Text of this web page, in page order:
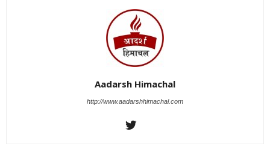
Aadarsh Himachal
http://www.aadarshhimachal.com